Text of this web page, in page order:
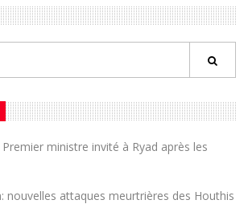
Premier ministre invité à Ryad après les
nouvelles attaques meurtrières des Houthis